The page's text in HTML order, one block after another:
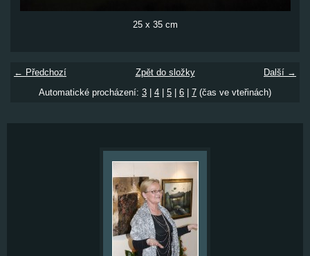
25 x 35 cm
← Předchozí Další →
Zpět do složky
Automatické procházení: 3 4 5 6 7 (čas ve vteřinách)